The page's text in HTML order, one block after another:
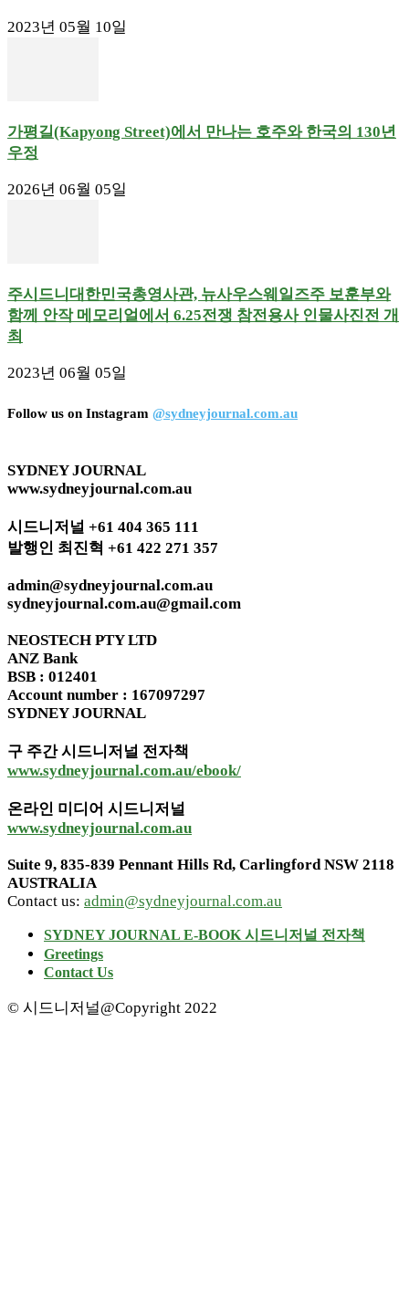
2023년 05월 10일
가평길(Kapyong Street)에서 만나는 호주와 한국의 130년
우정
2026년 06월 05일
주시드니대한민국총영사관, 뉴사우스웨일즈주 보훈부와
함께 안작 메모리얼에서 6.25전쟁 참전용사 인물사진전 개
최
2023년 06월 05일
Follow us on Instagram @sydneyjournal.com.au
SYDNEY JOURNAL
www.sydneyjournal.com.au
시드니저널 +61 404 365 111
발행인 최진혁 +61 422 271 357
admin@sydneyjournal.com.au
sydneyjournal.com.au@gmail.com
NEOSTECH PTY LTD
ANZ Bank
BSB : 012401
Account number : 167097297
SYDNEY JOURNAL
구 주간 시드니저널 전자책
www.sydneyjournal.com.au/ebook/
온라인 미디어 시드니저널
www.sydneyjournal.com.au
Suite 9, 835-839 Pennant Hills Rd, Carlingford NSW 2118
AUSTRALIA
Contact us: admin@sydneyjournal.com.au
SYDNEY JOURNAL E-BOOK 시드니저널 전자책
Greetings
Contact Us
© 시드니저널@Copyright 2022